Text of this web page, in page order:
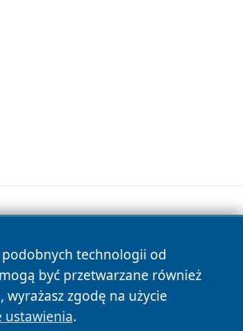
podobnych technologii od
być przetwarzane również
zgodę na użycie
ustawienia.